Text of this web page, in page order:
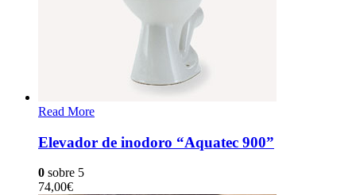
Read More
Elevador de inodoro “Aquatec 900”
0 sobre 5
74,00€